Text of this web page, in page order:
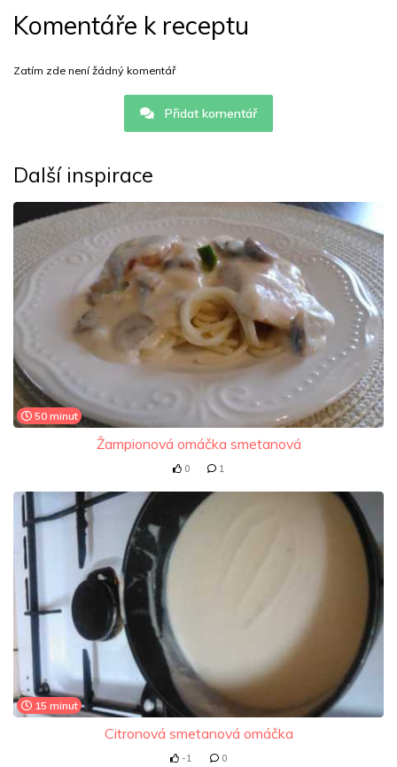
Komentáře k receptu
Zatím zde není žádný komentář
Přidat komentář
Další inspirace
50 minut
Žampionová omáčka smetanová
0 1
15 minut
Citronová smetanová omáčka
-1 0